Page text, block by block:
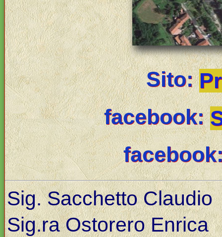
Sito:
facebook:
Sig. Sacchetto Claudio
Sig.ra Ostorero Enrica